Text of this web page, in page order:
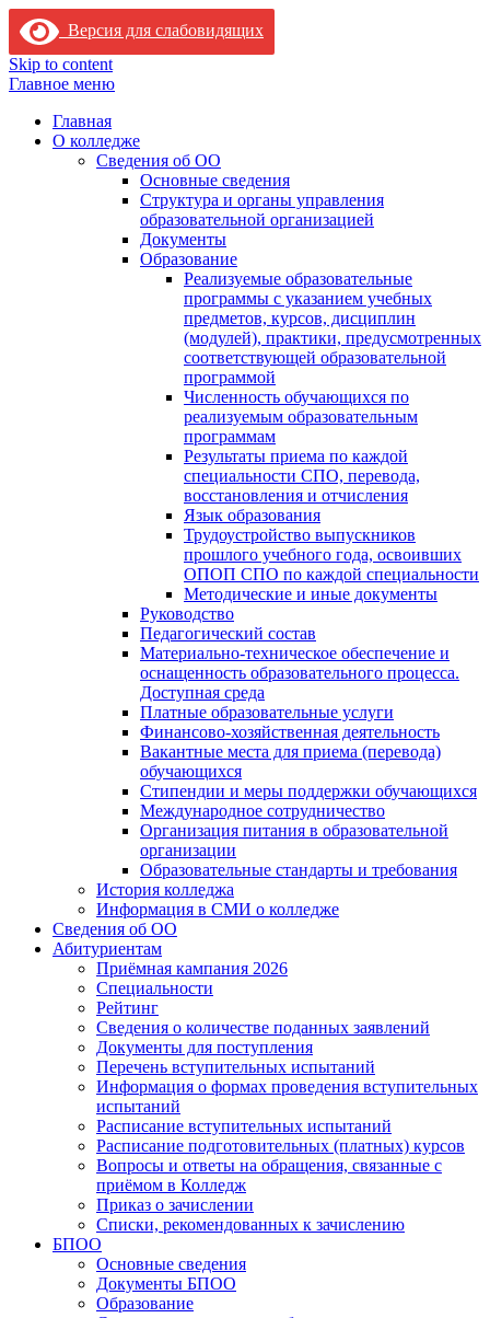
Версия для слабовидящих
Skip to content
Главное меню
Главная
О колледже
Сведения об ОО
Основные сведения
Структура и органы управления
образовательной организацией
Документы
Образование
Реализуемые образовательные
программы с указанием учебных
предметов, курсов, дисциплин
(модулей), практики, предусмотренных
соответствующей образовательной
программой
Численность обучающихся по
реализуемым образовательным
программам
Результаты приема по каждой
специальности СПО, перевода,
восстановления и отчисления
Язык образования
Трудоустройство выпускников
прошлого учебного года, освоивших
ОПОП СПО по каждой специальности
Методические и иные документы
Руководство
Педагогический состав
Материально-техническое обеспечение и
оснащенность образовательного процесса.
Доступная среда
Платные образовательные услуги
Финансово-хозяйственная деятельность
Вакантные места для приема (перевода)
обучающихся
Стипендии и меры поддержки обучающихся
Международное сотрудничество
Организация питания в образовательной
организации
Образовательные стандарты и требования
История колледжа
Информация в СМИ о колледже
Сведения об ОО
Абитуриентам
Приёмная кампания 2026
Специальности
Рейтинг
Сведения о количестве поданных заявлений
Документы для поступления
Перечень вступительных испытаний
Информация о формах проведения вступительных
испытаний
Расписание вступительных испытаний
Расписание подготовительных (платных) курсов
Вопросы и ответы на обращения, связанные с
приёмом в Колледж
Приказ о зачислении
Списки, рекомендованных к зачислению
БПОО
Основные сведения
Документы БПОО
Образование